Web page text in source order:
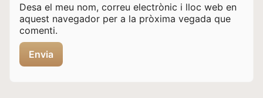
Desa el meu nom, correu electrònic i lloc web en
aquest navegador per a la pròxima vegada que
comenti.